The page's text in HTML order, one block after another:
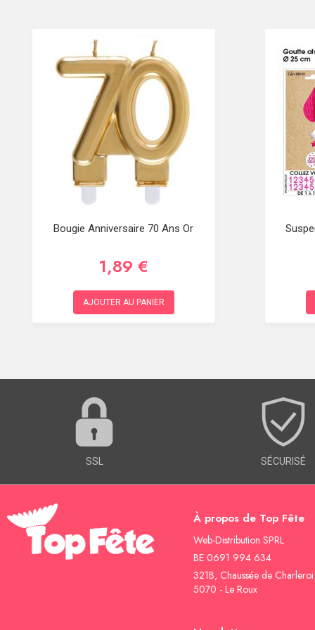
Bougie Anniversaire 70 Ans Or
1,89 €
AJOUTER AU PANIER
SSL SÉCURISÉ
À propos de Top Fête
Web-Distribution SPRL
BE 0691 994 634
321B, Chaussée de Charleroi
5070 - Le Roux